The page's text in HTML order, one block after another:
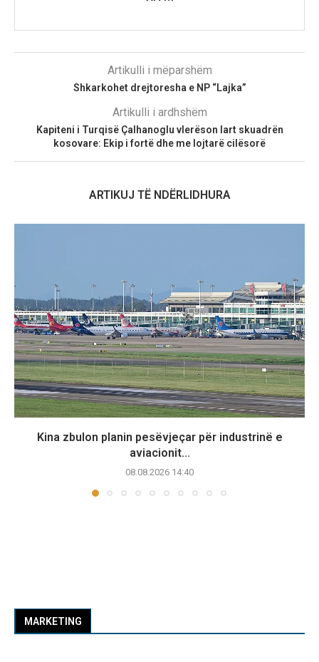
Artikulli i mëparshëm
Shkarkohet drejtoresha e NP “Lajka”
Artikulli i ardhshëm
Kapiteni i Turqisë Çalhanoglu vlerëson lart skuadrën
kosovare: Ekip i fortë dhe me lojtarë cilësorë
ARTIKUJ TË NDËRLIDHURA
Kina zbulon planin pesëvjeçar për industrinë e
aviacionit...
08.08.2026 14:40
MARKETING